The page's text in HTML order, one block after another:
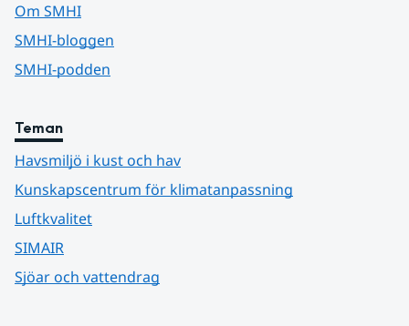
Om SMHI
SMHI-bloggen
SMHI-podden
Teman
Havsmiljö i kust och hav
Kunskapscentrum för klimatanpassning
Luftkvalitet
SIMAIR
Sjöar och vattendrag